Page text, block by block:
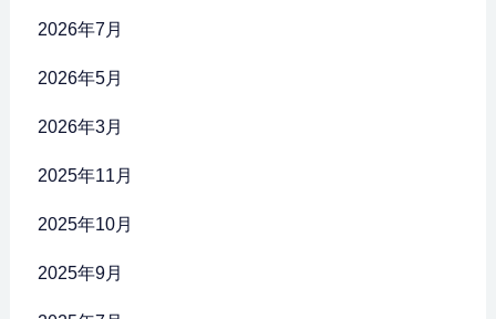
2026年7月
2026年5月
2026年3月
2025年11月
2025年10月
2025年9月